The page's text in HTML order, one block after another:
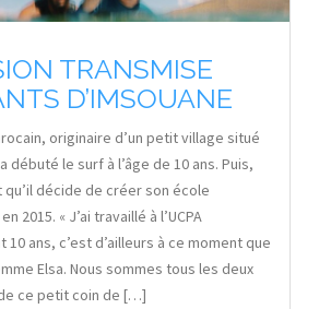
TRANSMISE
D’IMSOUANE
originaire d’un petit village situé
débuté le surf à l’âge de 10 ans. Puis,
qu’il décide de créer son école
2015. « J’ai travaillé à l’UCPA
10 ans, c’est d’ailleurs à ce moment que
Elsa. Nous sommes tous les deux
ce petit coin de […]